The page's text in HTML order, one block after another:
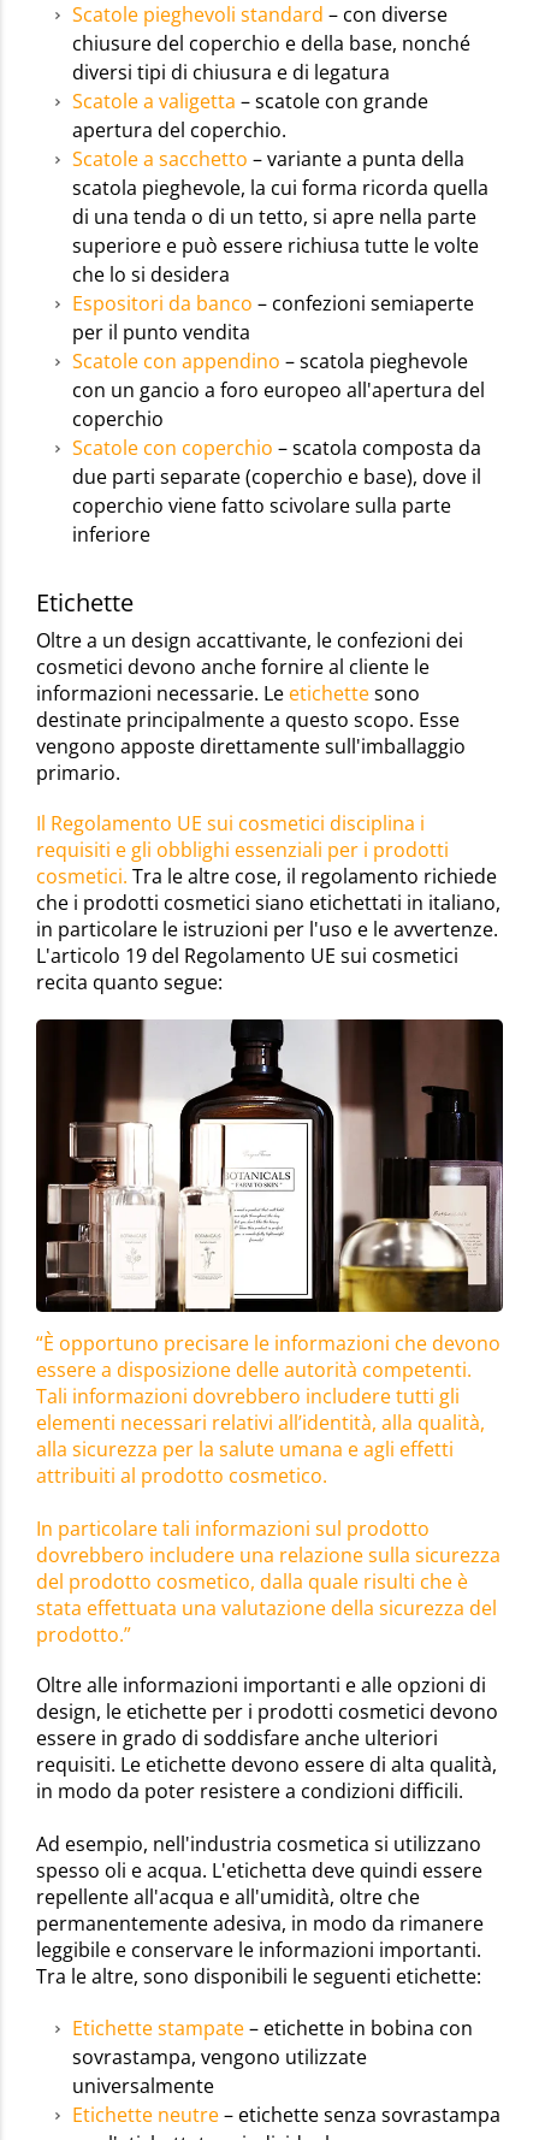
Scatole pieghevoli standard – con diverse
chiusure del coperchio e della base, nonché
diversi tipi di chiusura e di legatura
Scatole a valigetta – scatole con grande
apertura del coperchio.
Scatole a sacchetto – variante a punta della
scatola pieghevole, la cui forma ricorda quella
di una tenda o di un tetto, si apre nella parte
superiore e può essere richiusa tutte le volte
che lo si desidera
Espositori da banco – confezioni semiaperte
per il punto vendita
Scatole con appendino – scatola pieghevole
con un gancio a foro europeo all'apertura del
coperchio
Scatole con coperchio – scatola composta da
due parti separate (coperchio e base), dove il
coperchio viene fatto scivolare sulla parte
inferiore
Etichette
Oltre a un design accattivante, le confezioni dei
cosmetici devono anche fornire al cliente le
informazioni necessarie. Le etichettesono
destinate principalmente a questo scopo. Esse
vengono apposte direttamente sull'imballaggio
primario.
Il Regolamento UE sui cosmetici disciplina i
requisiti e gli obblighi essenziali per i prodotti
cosmetici. Tra le altre cose, il regolamento richiede
che i prodotti cosmetici siano etichettati in italiano,
in particolare le istruzioni per l'uso e le avvertenze.
L'articolo 19 del Regolamento UE sui cosmetici
recita quanto segue:
“È opportuno precisare le informazioni che devono
essere a disposizione delle autorità competenti.
Tali informazioni dovrebbero includere tutti gli
elementi necessari relativi all’identità, alla qualità,
alla sicurezza per la salute umana e agli effetti
attribuiti al prodotto cosmetico.
In particolare tali informazioni sul prodotto
dovrebbero includere una relazione sulla sicurezza
del prodotto cosmetico, dalla quale risulti che è
stata effettuata una valutazione della sicurezza del
prodotto.”
Oltre alle informazioni importanti e alle opzioni di
design, le etichette per i prodotti cosmetici devono
essere in grado di soddisfare anche ulteriori
requisiti. Le etichette devono essere di alta qualità,
in modo da poter resistere a condizioni difficili.
Ad esempio, nell'industria cosmetica si utilizzano
spesso oli e acqua. L'etichetta deve quindi essere
repellente all'acqua e all'umidità, oltre che
permanentemente adesiva, in modo da rimanere
leggibile e conservare le informazioni importanti.
Tra le altre, sono disponibili le seguenti etichette:
Etichette stampate– etichette in bobina con
sovrastampa, vengono utilizzate
universalmente
Etichette neutre– etichette senza sovrastampa